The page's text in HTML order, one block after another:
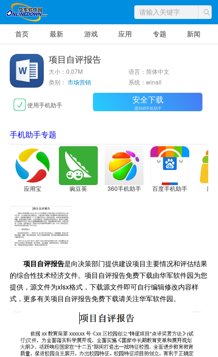
首页 最新 游戏 应用 专题 新闻
项目自评报告
大小：0.07M
语言：简体中文
类别： 市场营销 系统：winall
使用手机助手 安全下载
需2345手机助手
手机助手专题
应用宝 豌豆荚 360手机助手 百度手机助手 应
项目自评报告是向决策部门提供建设项目主要情况和评估结果
的综合性技术经济文件。项目自评报告免费下载由华军软件园为您
提供，源文件为xlsx格式，下载源文件即可自行编辑修改内容样
式，更多有关项目自评报告免费下载请关注华军软件园。